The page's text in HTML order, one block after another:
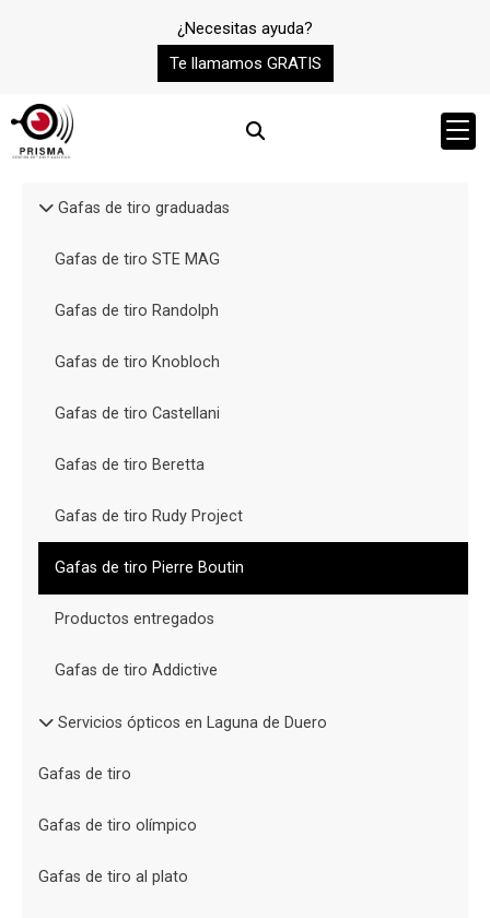
¿Necesitas ayuda?
Te llamamos GRATIS
Gafas de tiro graduadas
Gafas de tiro STE MAG
Gafas de tiro Randolph
Gafas de tiro Knobloch
Gafas de tiro Castellani
Gafas de tiro Beretta
Gafas de tiro Rudy Project
Gafas de tiro Pierre Boutin
Productos entregados
Gafas de tiro Addictive
Servicios ópticos en Laguna de Duero
Gafas de tiro
Gafas de tiro olímpico
Gafas de tiro al plato